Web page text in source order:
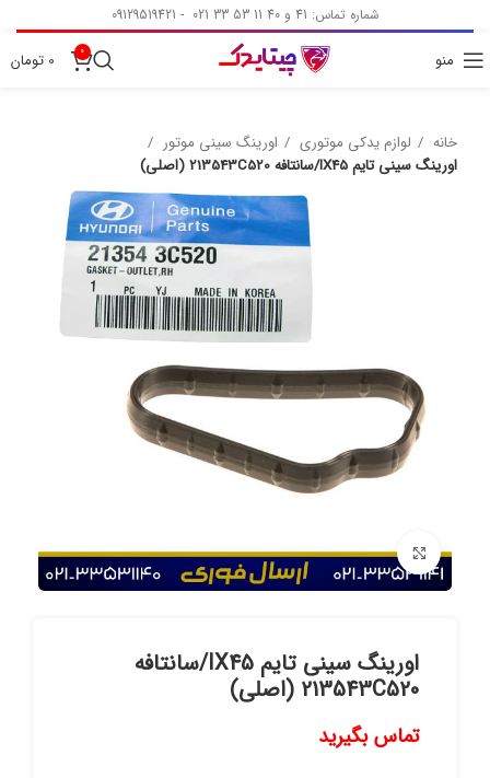
شماره تماس: 41 و 40 11 53 33 021 - 09129519421
منو 0
0 تومان
خانه لوازم یدکی موتوری
اورینگ سینی موتور
اورینگ سینی تایم IX45/سانتافه 213543C520 (اصلی)
برای بزرگنمایی کلیک کنید
اورینگ سینی تایم IX45/سانتافه
213543C520 (اصلی)
تماس بگیرید